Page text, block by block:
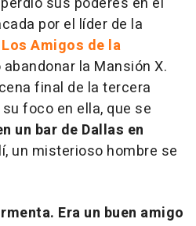
por el líder de la
Los Amigos de la
la Mansión X.
final de la tercera
foco en ella, que se
un bar de Dallas en
un misterioso hombre se
Era un buen amigo